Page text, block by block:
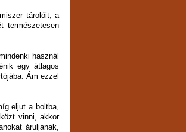
tárolóit, a
természetesen
használ
egy átlagos
Ám ezzel
eljut a boltba,
vinni, akkor
áruljanak,